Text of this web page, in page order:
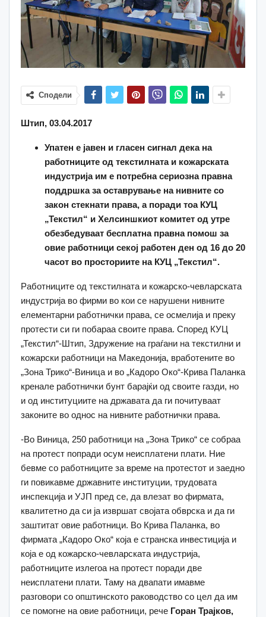
Сподели
Штип, 03.04.2017
Упатен е јавен и гласен сигнал дека на
работниците од текстилната и кожарската
индустрија им е потребна сериозна правна
поддршка за оставрување на нивните со
закон стекнати права, а поради тоа КУЦ
„Текстил“ и Хелсиншкиот комитет од утре
обезбедуваат бесплатна правна помош за
овие работници секој работен ден од 16 до 20
часот во просториите на КУЦ „Текстил“.
Работниците од текстилната и кожарско-чевларската
индустрија во фирми во кои се нарушени нивните
елементарни работнички права, се осмелија и преку
протести си ги побараа своите права. Според КУЦ
„Текстил“-Штип, Здружение на граѓани на текстилни и
кожарски работници на Македонија, вработените во
„Зона Трико“-Виница и во „Кадоро Око“-Крива Паланка
кренале работнички бунт барајќи од своите газди, но
и од институциите на државата да ги почитуваат
законите во однос на нивните работнички права.
-Во Виница, 250 работници на „Зона Трико“ се собраа
на протест попради осум неисплатени плати. Ние
бевме со работниците за време на протестот и заедно
ги повикавме државните институции, трудовата
инспекција и УЈП пред се, да влезат во фирмата,
квалитетно да си ја извршат својата обврска и да ги
заштитат овие работници. Во Крива Паланка, во
фирмата „Кадоро Око“ која е странска инвестиција и
која е од кожарско-чевларската индустрија,
работниците излегоа на протест поради две
неисплатени плати. Таму на двапати имавме
разговори со општинското раководство со цел да им
се помогне на овие работници, рече Горан Трајков,